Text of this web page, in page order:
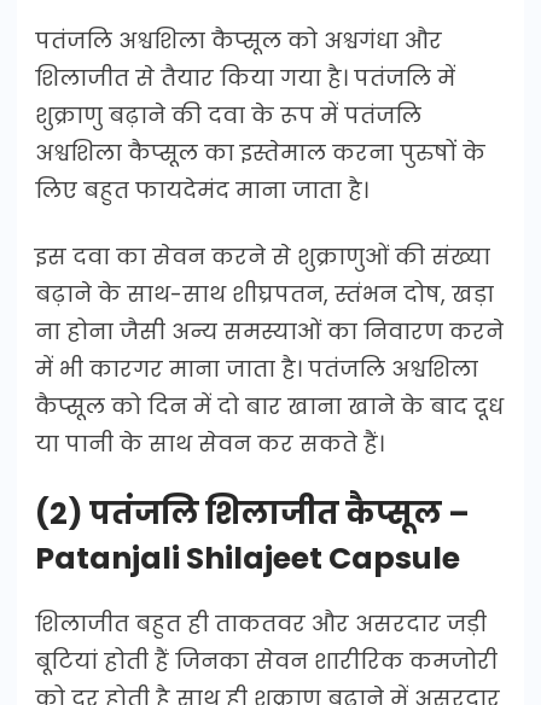
पतंजलि अश्वशिला कैप्सूल को अश्वगंधा और
शिलाजीत से तैयार किया गया है। पतंजलि में
शुक्राणु बढ़ाने की दवा के रूप में पतंजलि
अश्वशिला कैप्सूल का इस्तेमाल करना पुरुषों के
लिए बहुत फायदेमंद माना जाता है।
इस दवा का सेवन करने से शुक्राणुओं की संख्या
बढ़ाने के साथ-साथ शीघ्रपतन, स्तंभन दोष, खड़ा
ना होना जैसी अन्य समस्याओं का निवारण करने
में भी कारगर माना जाता है। पतंजलि अश्वशिला
कैप्सूल को दिन में दो बार खाना खाने के बाद दूध
या पानी के साथ सेवन कर सकते हैं।
(2) पतंजलि शिलाजीत कैप्सूल –
Patanjali Shilajeet Capsule
शिलाजीत बहुत ही ताकतवर और असरदार जड़ी
बूटियां होती हैं जिनका सेवन शारीरिक कमजोरी
को दूर होती है साथ ही शुक्राणु बढ़ाने में असरदार